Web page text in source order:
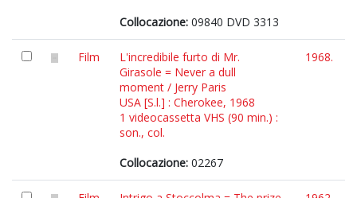
Collocazione: 09840 DVD 3313
Film
L'incredibile furto di Mr.
Girasole = Never a dull
moment / Jerry Paris
USA [S.l.] : Cherokee, 1968
1 videocassetta VHS (90 min.) :
son., col.
Collocazione: 02267
1968.